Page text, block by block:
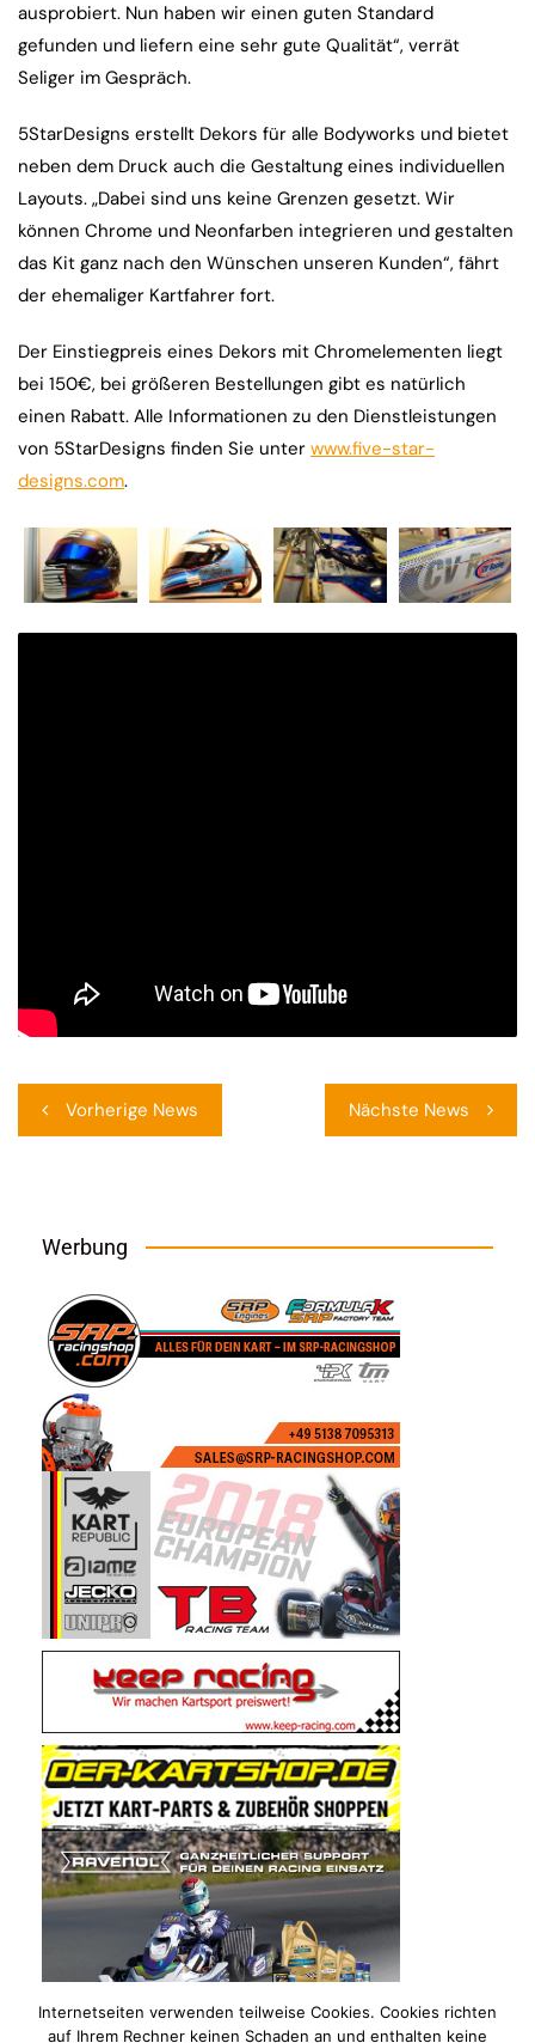
ausprobiert. Nun haben wir einen guten Standard
gefunden und liefern eine sehr gute Qualität“, verrät
Seliger im Gespräch.
5StarDesigns erstellt Dekors für alle Bodyworks und bietet
neben dem Druck auch die Gestaltung eines individuellen
Layouts. „Dabei sind uns keine Grenzen gesetzt. Wir
können Chrome und Neonfarben integrieren und gestalten
das Kit ganz nach den Wünschen unseren Kunden“, fährt
der ehemaliger Kartfahrer fort.
Der Einstiegpreis eines Dekors mit Chromelementen liegt
bei 150€, bei größeren Bestellungen gibt es natürlich
einen Rabatt. Alle Informationen zu den Dienstleistungen
von 5StarDesigns finden Sie unter www.five-star-
designs.com.
Vorherige News Nächste News
Werbung
Internetseiten verwenden teilweise Cookies. Cookies richten
auf Ihrem Rechner keinen Schaden an und enthalten keine